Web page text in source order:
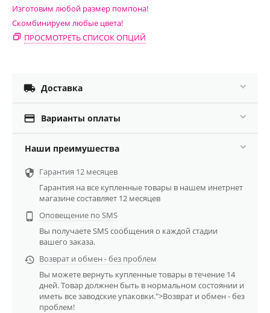
Изготовим любой размер помпона!
Скомбинируем любые цвета!
ПРОСМОТРЕТЬ СПИСОК ОПЦИЙ
 Доставка
 Варианты оплаты
Наши преимушества
 Гарантия 12 месяцев
Гарантия на все купленные товары в нашем инетрнет
магазине составляет 12 месяцев

Оповещение по SMS
Вы получаете SMS сообщения о каждой стадии
вашего заказа.
 Возврат и обмен - без проблем
Вы можете вернуть купленные товары в течение 14
дней. Товар должнен быть в нормальном состоянии и
иметь все заводские упаковки.">Возврат и обмен - без
проблем!